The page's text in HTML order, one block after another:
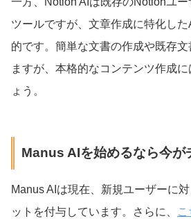
ツールですが、文章作成に特化し
的です。簡単な文書の作成や既存
ますが、本格的なコンテンツ作成
ょう。
Manus AIを始めるなら今が
Manus AIは現在、新規ユーザーに
ットを付与しています。さらに、